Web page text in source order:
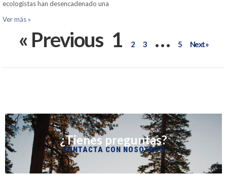
ecologistas han desencadenado una
Ver más »
« Previous 1 2 3 … 5 Next »
¿Tienes preguntas?
CONTACTA CON NOSOTROS